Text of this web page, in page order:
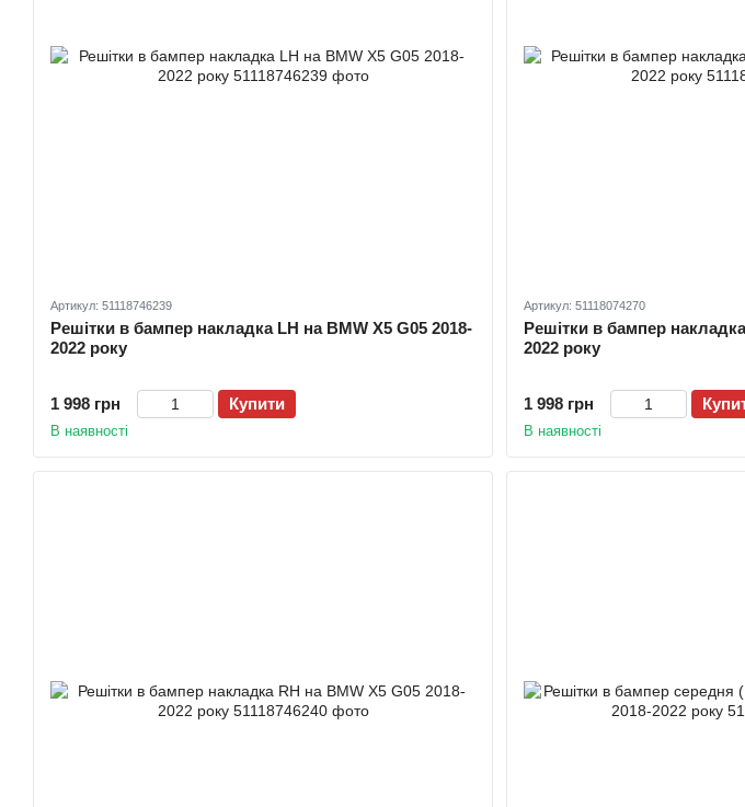
Артикул: 51118746239
Решітки в бампер накладка LH на BMW X5 G05 2018-
2022 року
1 998 грн Купити
В наявності
Артикул: 51118074270
Решітки в бампер
2022 року
1 998 грн
В наявності